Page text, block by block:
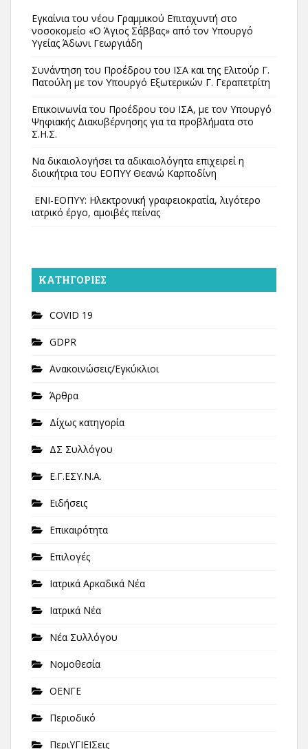
Εγκαίνια του νέου Γραμμικού Επιταχυντή στο
νοσοκομείο «Ο Άγιος Σάββας» από τον Υπουργό
Υγείας Άδωνι Γεωργιάδη
Συνάντηση του Προέδρου του ΙΣΑ και της Ελιτούρ Γ.
Πατούλη με τον Υπουργό Εξωτερικών Γ. Γεραπετρίτη
Επικοινωνία του Προέδρου του ΙΣΑ, με τον Υπουργό
Ψηφιακής Διακυβέρνησης για τα προβλήματα στο
Σ.Η.Σ.
Να δικαιολογήσει τα αδικαιολόγητα επιχειρεί η
διοικήτρια του ΕΟΠΥΥ Θεανώ Καρποδίνη
ΕΝΙ-ΕΟΠΥΥ: Ηλεκτρονική γραφειοκρατία, λιγότερο
ιατρικό έργο, αμοιβές πείνας
KΑΤΗΓΟΡΊΕΣ
COVID 19
GDPR
Ανακοινώσεις/Εγκύκλιοι
Άρθρα
Δίχως κατηγορία
ΔΣ Συλλόγου
Ε.Γ.ΕΣΥ.Ν.Α.
Ειδήσεις
Επικαιρότητα
Επιλογές
Ιατρικά Αρκαδικά Νέα
Ιατρικά Νέα
Νέα Συλλόγου
Νομοθεσία
ΟΕΝΓΕ
Περιοδικό
ΠεριΥΓΙΕΙΣεις